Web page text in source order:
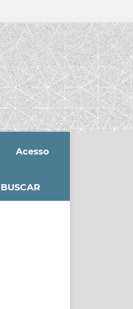
BUSCAR
Acesso